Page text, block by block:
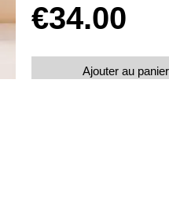
€34.00
Ajouter au panier